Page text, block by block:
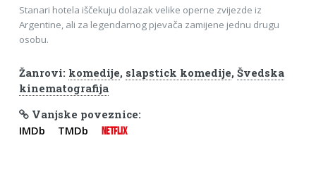
Stanari hotela iščekuju dolazak velike operne zvijezde iz
Argentine, ali za legendarnog pjevača zamijene jednu drugu
osobu.
Žanrovi: komedije, slapstick komedije, Švedska
kinematografija
Vanjske poveznice:
IMDb TMDb NETFLIX